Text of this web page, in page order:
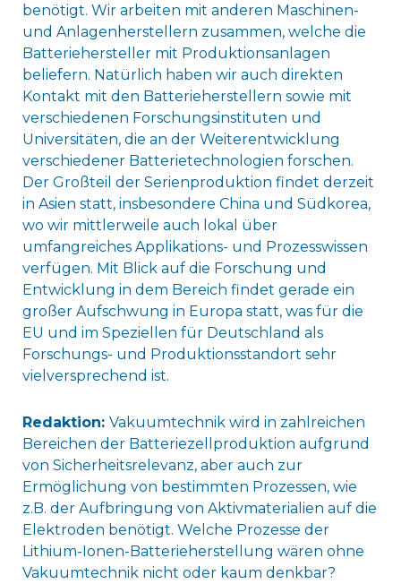
benötigt. Wir arbeiten mit anderen Maschinen-
und Anlagenherstellern zusammen, welche die
Batteriehersteller mit Produktionsanlagen
beliefern. Natürlich haben wir auch direkten
Kontakt mit den Batterieherstellern sowie mit
verschiedenen Forschungsinstituten und
Universitäten, die an der Weiterentwicklung
verschiedener Batterietechnologien forschen.
Der Großteil der Serienproduktion findet derzeit
in Asien statt, insbesondere China und Südkorea,
wo wir mittlerweile auch lokal über
umfangreiches Applikations- und Prozesswissen
verfügen. Mit Blick auf die Forschung und
Entwicklung in dem Bereich findet gerade ein
großer Aufschwung in Europa statt, was für die
EU und im Speziellen für Deutschland als
Forschungs- und Produktionsstandort sehr
vielversprechend ist.
Redaktion: Vakuumtechnik wird in zahlreichen
Bereichen der Batteriezellproduktion aufgrund
von Sicherheitsrelevanz, aber auch zur
Ermöglichung von bestimmten Prozessen, wie
z.B. der Aufbringung von Aktivmaterialien auf die
Elektroden benötigt. Welche Prozesse der
Lithium-Ionen-Batterieherstellung wären ohne
Vakuumtechnik nicht oder kaum denkbar?